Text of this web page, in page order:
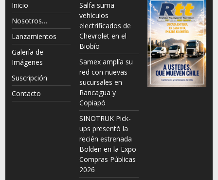
Inicio
Nosotros…
Lanzamientos
Galería de
Imágenes
Suscripción
Contacto
Salfa suma
vehículos
electrificados de
Chevrolet en el
Biobío
Samex amplía su
red con nuevas
sucursales en
Rancagua y
Copiapó
SINOTRUK Pick-
ups presentó la
recién estrenada
Bolden en la Expo
Compras Públicas
2026